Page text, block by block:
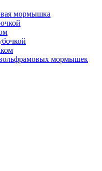
мормышка
мормышек